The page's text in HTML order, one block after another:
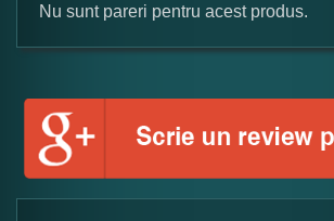
Formular pareri client
Numele dumneavoastra:
Nu sunt pareri pentru acest produs.